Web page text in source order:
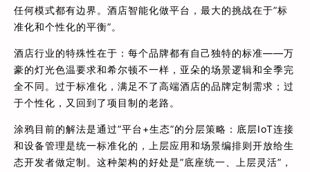
任何模式都有边界。酒店智能化做平台，最大的挑战在于”标
准化和个性化的平衡”。
酒店行业的特殊性在于：每个品牌都有自己独特的标准——万
豪的灯光色温要求和希尔顿不一样，亚朵的场景逻辑和全季完
全不同。过于标准化，满足不了高端酒店的品牌定制需求；过
于个性化，又回到了项目制的老路。
涂鸦目前的解法是通过”平台+生态”的分层策略：底层IoT连接
和设备管理是统一标准化的，上层应用和场景编排则开放给生
态开发者做定制。这种架构的好处是”底座统一、上层灵活”，